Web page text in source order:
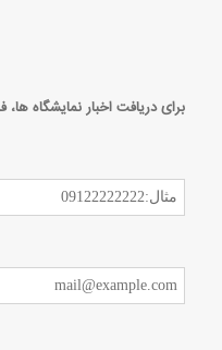
برای دریافت اخبار نمایشگاه